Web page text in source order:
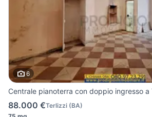
6
Centrale pianoterra con doppio ingresso a
88.000 €Terlizzi (BA)